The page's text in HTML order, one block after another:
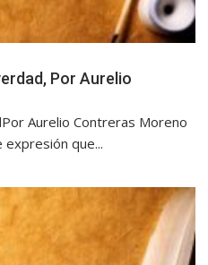
Por Aurelio
Aurelio Contreras Moreno
que...